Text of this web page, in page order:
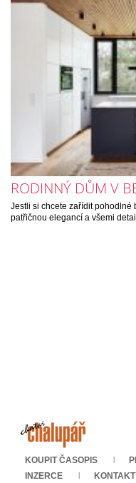
RODINNÝ DŮM V
Jestli si chcete zařídit pohodlné
patřičnou elegancí a všemi
KOUPIT ČASOPIS
INZERCE